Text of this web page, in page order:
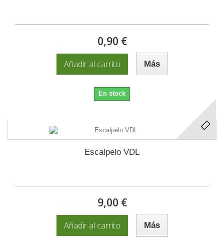
0,90 €
Añadir al carrito Más
En stock
Escalpelo VDL
9,00 €
Añadir al carrito Más